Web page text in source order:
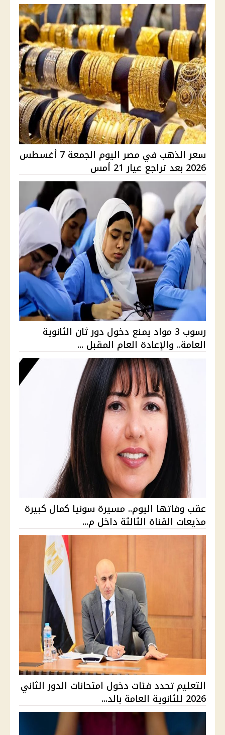
سعر الذهب في مصر اليوم الجمعة 7 أغسطس
2026 بعد تراجع عيار 21 أمس
رسوب 3 مواد يمنع دخول دور ثان الثانوية
العامة.. والإعادة العام المقبل ...
عقب وفاتها اليوم.. مسيرة سونيا كمال كبيرة
مذيعات القناة الثالثة داخل م...
التعليم تحدد فئات دخول امتحانات الدور الثاني
2026 للثانوية العامة بالد...